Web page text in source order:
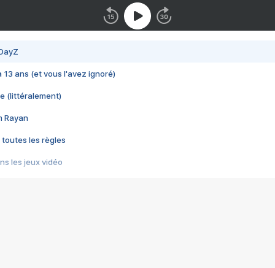
13 ans (et vous l'avez ignoré)
(littéralement)
Rayan
toutes les règles
les jeux vidéo